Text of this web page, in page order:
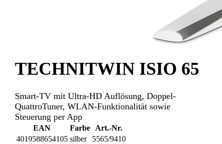
TECHNITWIN ISIO 65
Smart-TV mit Ultra-HD Auflösung, Doppel-
QuattroTuner, WLAN-Funktionalität sowie
Steuerung per App
EAN Farbe
Art.-Nr.
4019588654105 silber
5565/9410